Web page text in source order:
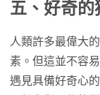
五、好奇的
人類許多最偉大
素。但這並不容
遇見具備好奇心